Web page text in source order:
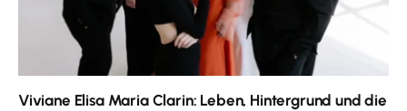
Viviane Elisa Maria Clarin: Leben, Hintergrund und die